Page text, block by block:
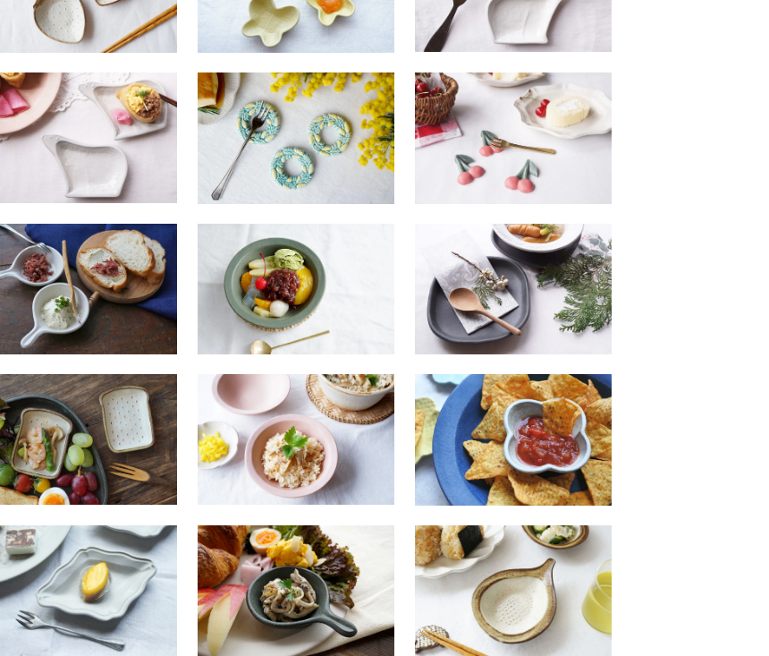
ソ９ ホワイトグレー こぐ
ま皿 左向き
SOLDOUT
ホ１８ ミモザのカトラリ
ーレスト
SOLDOUT
ツ２１ さくらんぼの箸置
800円(税込880円)
ナ２４ 白いフライパン豆
鉢
SOLDOUT
モ６ オトナミドリ デリボ
ウル 丸 小
SOLDOUT
チャコール ゆるしかくプレー
ト 小
SOLDOUT
ム９ 食パン皿 豆
SOLDOUT
フ１６ ピンク デリボウル
丸 小
SOLDOUT
アッシュホワイト 花豆鉢
SOLDOUT
ホワイト 西洋菱皿 小 ５客制
限
SOLDOUT
エ５ チャコール フライパ
ン豆鉢
SOLDOUT
オ２４ oldwhite いちじく
の器
SOLDOUT